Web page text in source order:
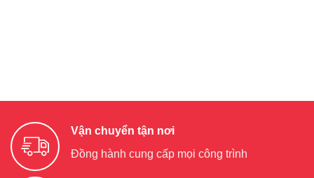
Vận chuyển tận nơi
Đồng hành cung cấp mọi công trình